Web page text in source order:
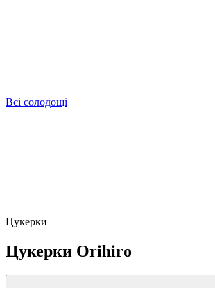
Всі солодощі
Цукерки
Цукерки Оrihirо